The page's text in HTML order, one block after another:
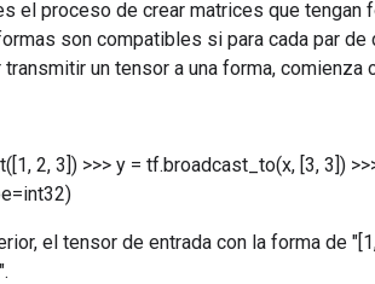
el proceso de crear matrices que tengan
son compatibles si para cada par
transmitir un tensor a una forma,
2, 3]) >>> y = tf.broadcast_to(x, [3, 3])
el tensor de entrada con la forma de